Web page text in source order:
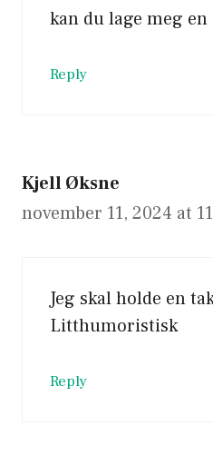
kan du lage meg en
Reply
Kjell Øksne
november 11, 2024 at
Jeg skal holde en
Litthumoristisk
Reply